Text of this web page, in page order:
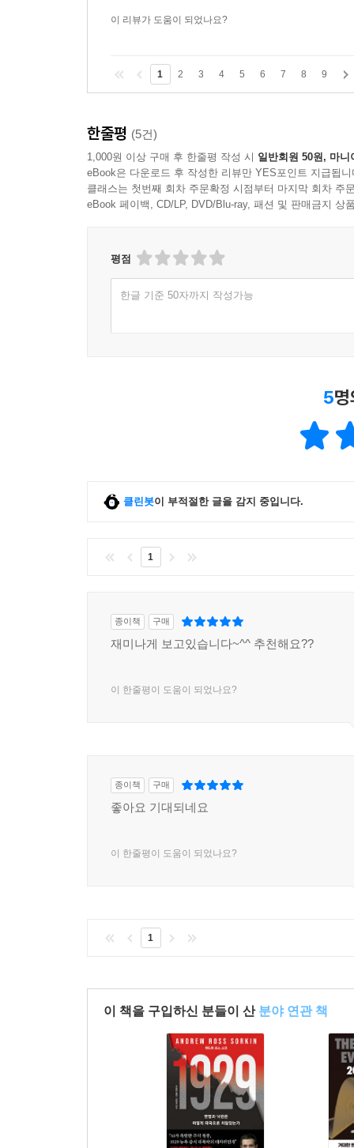
혹은 지구 온난화 문제든 오늘날 우리가 마주한
이 리뷰가 도움이 되었나요?
1 2 3 4 5 6 7 8 9
한줄평 (5건)
1,000원 이상 구매 후 한줄평 작성 시 일반회원 50원, 마니
eBook은 다운로드 후 작성한 리뷰만 YES포인트 지급됩니
클래스는 첫번째 회차 주문확정 시점부터 마지막 회차 주
eBook 페이백, CD/LP, DVD/Blu-ray, 패션 및 판매금지 상
평점
한글 기준 50자까지 작성가능
5
클린봇이 부적절한 글을 감지 중입니다.
1
종이책 구매
재미나게 보고있습니다~^^ 추천해요??
이 한줄평이 도움이 되었나요?
종이책 구매
좋아요 기대되네요
이 한줄평이 도움이 되었나요?
1
이 책을 구입하신 분들이 산 분야 연관 책